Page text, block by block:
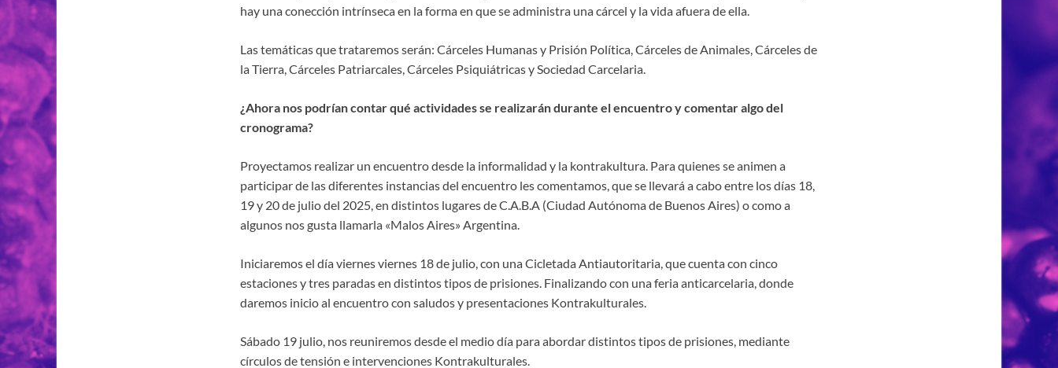
hay una conección intrínseca en la forma en que se administra una cárcel y la vida afuera de ella.
Las temáticas que trataremos serán: Cárceles Humanas y Prisión Política, Cárceles de Animales, Cárceles de
la Tierra, Cárceles Patriarcales, Cárceles Psiquiátricas y Sociedad Carcelaria.
¿Ahora nos podrían contar qué actividades se realizarán durante el encuentro y comentar algo del
cronograma?
Proyectamos realizar un encuentro desde la informalidad y la kontrakultura. Para quienes se animen a
participar de las diferentes instancias del encuentro les comentamos, que se llevará a cabo entre los días 18,
19 y 20 de julio del 2025, en distintos lugares de C.A.B.A (Ciudad Autónoma de Buenos Aires) o como a
algunos nos gusta llamarla «Malos Aires» Argentina.
Iniciaremos el día viernes viernes 18 de julio, con una Cicletada Antiautoritaria, que cuenta con cinco
estaciones y tres paradas en distintos tipos de prisiones. Finalizando con una feria anticarcelaria, donde
daremos inicio al encuentro con saludos y presentaciones Kontrakulturales.
Sábado 19 julio, nos reuniremos desde el medio día para abordar distintos tipos de prisiones, mediante
círculos de tensión e intervenciones Kontrakulturales.